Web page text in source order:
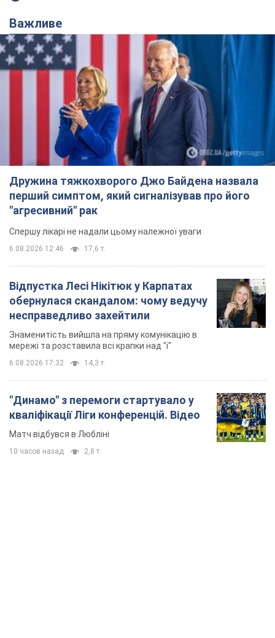
Важливе
Дружина тяжкохворого Джо Байдена назвала
перший симптом, який сигналізував про його
"агресивний" рак
Спершу лікарі не надали цьому належної уваги
6.08.2026 12:46 17,6 т.
Відпустка Лесі Нікітюк у Карпатах
обернулася скандалом: чому ведучу
несправедливо захейтили
Знаменитість вийшла на пряму комунікацію в
мережі та розставила всі крапки над "і"
6.08.2026 17:32 14,3 т.
"Динамо" з перемоги стартувало у
кваліфікації Ліги конференцій. Відео
Матч відбувся в Любліні
10 часов назад 2,8 т.